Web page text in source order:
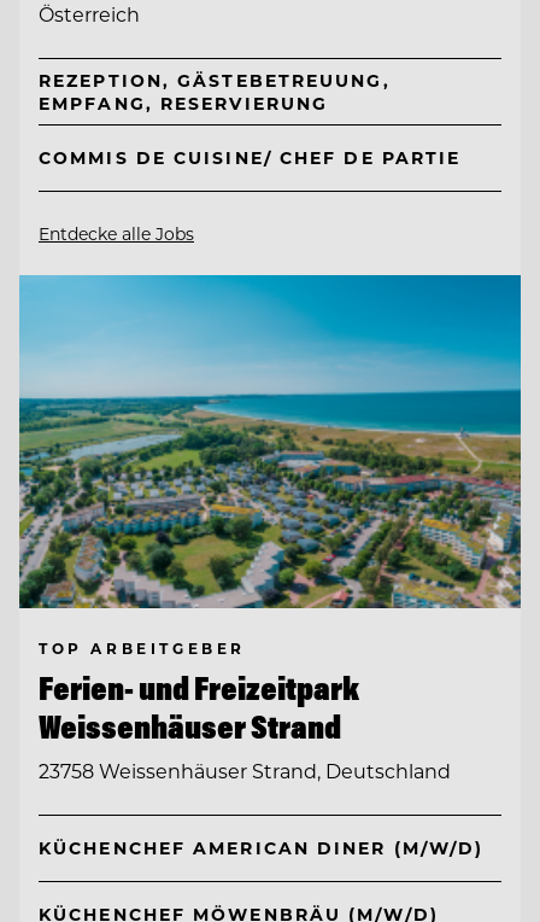
Österreich
REZEPTION, GÄSTEBETREUUNG,
EMPFANG, RESERVIERUNG
COMMIS DE CUISINE/ CHEF DE PARTIE
Entdecke alle Jobs
TOP ARBEITGEBER
Ferien- und Freizeitpark
Weissenhäuser Strand
23758 Weissenhäuser Strand, Deutschland
KÜCHENCHEF AMERICAN DINER (M/W/D)
KÜCHENCHEF MÖWENBRÄU (M/W/D)